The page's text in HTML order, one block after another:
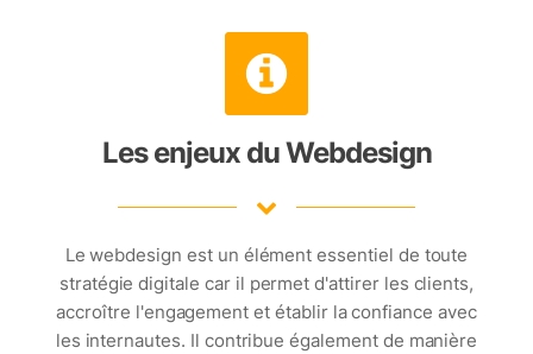
Les enjeux du Webdesign
Le webdesign est un élément essentiel de toute
stratégie digitale car il permet d'attirer les clients,
accroître l'engagement et établir la confiance avec
les internautes. Il contribue également de manière